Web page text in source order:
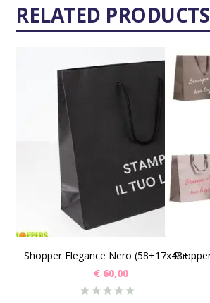
RELATED PRODUCTS
SCEGLI
Shopper Elegance Nero (58+17x48+6 ) Pz 50
€60,00